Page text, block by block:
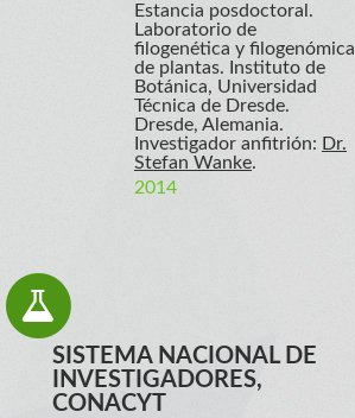
Estancia posdoctoral.
Laboratorio de
filogenética y filogenómica
de plantas. Instituto de
Botánica, Universidad
Técnica de Dresde.
Dresde, Alemania.
Investigador anfitrión: Dr.
Stefan Wanke.
2014
SISTEMA NACIONAL DE
INVESTIGADORES,
CONACYT